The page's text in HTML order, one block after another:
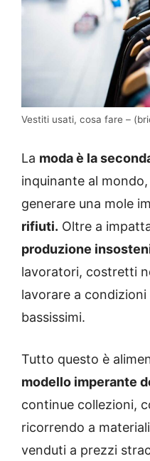
Vestiti usati, cosa fare –
La moda è la
inquinante al
generare una mole
rifiuti. Oltre a
produzione
lavoratori, costretti
lavorare a
bassissimi.
Tutto questo è
modello imperante
continue collezioni,
ricorrendo a
venduti a prezzi